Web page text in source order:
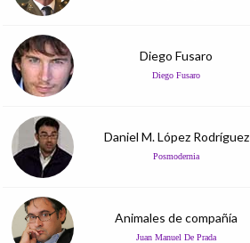
Diego Fusaro
Diego Fusaro
Daniel M. López Rodríguez
Posmodernia
Animales de compañía
Juan Manuel De Prada